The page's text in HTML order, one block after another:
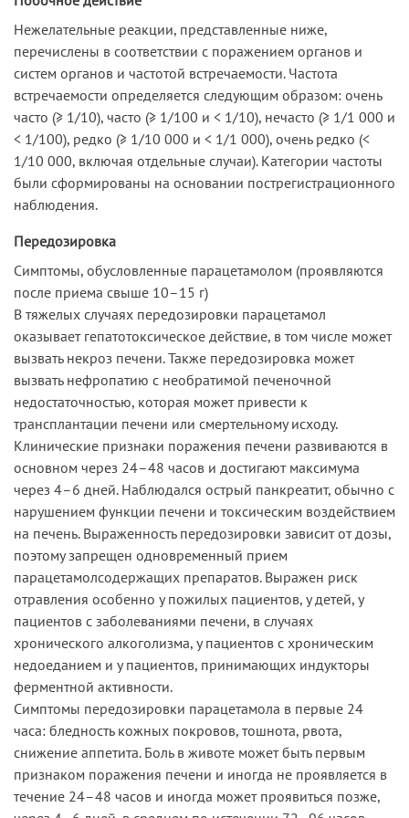
Нежелательные реакции, представленные ниже,
перечислены в соответствии с поражением органов и
систем органов и частотой встречаемости. Частота
встречаемости определяется следующим образом: очень
часто (≥ 1/10), часто (≥ 1/100 и < 1/10), нечасто (≥ 1/1 000 и
< 1/100), редко (≥ 1/10 000 и < 1/1 000), очень редко (<
1/10 000, включая отдельные случаи). Категории частоты
были сформированы на основании пострегистрационного
наблюдения.
Передозировка
Симптомы, обусловленные парацетамолом (проявляются
после приема свыше 10–15 г)
В тяжелых случаях передозировки парацетамол
оказывает гепатотоксическое действие, в том числе может
вызвать некроз печени. Также передозировка может
вызвать нефропатию с необратимой печеночной
недостаточностью, которая может привести к
трансплантации печени или смертельному исходу.
Клинические признаки поражения печени развиваются в
основном через 24–48 часов и достигают максимума
через 4–6 дней. Наблюдался острый панкреатит, обычно с
нарушением функции печени и токсическим воздействием
на печень. Выраженность передозировки зависит от дозы,
поэтому запрещен одновременный прием
парацетамолсодержащих препаратов. Выражен риск
отравления особенно у пожилых пациентов, у детей, у
пациентов с заболеваниями печени, в случаях
хронического алкоголизма, у пациентов с хроническим
недоеданием и у пациентов, принимающих индукторы
ферментной активности.
Симптомы передозировки парацетамола в первые 24
часа: бледность кожных покровов, тошнота, рвота,
снижение аппетита. Боль в животе может быть первым
признаком поражения печени и иногда не проявляется в
течение 24–48 часов и иногда может проявиться позже,